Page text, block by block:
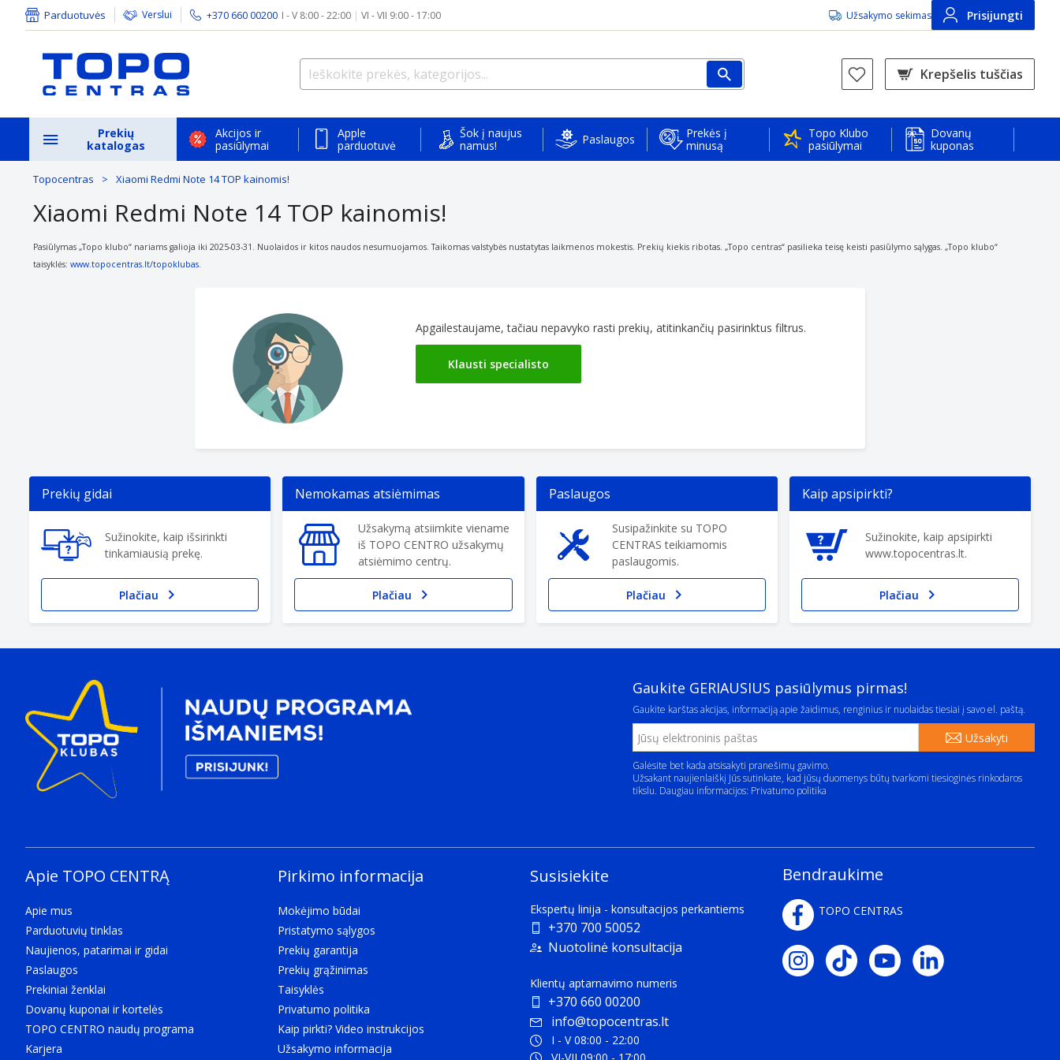
Parduotuvės Verslui +370 660 00200 I - V 8:00 - 22:00 | VI - VII 9:00 - 17:00 Užsakymo sekimas Prisijungti
Krepšelis tuščias
Prekių
katalogas
Akcijos ir
pasiūlymai
Apple
parduotuvė
Šok į naujus
namus!
Paslaugos
Prekės į
minusą
Topo Klubo
pasiūlymai
Dovanų
kuponas
Topocentras Xiaomi Redmi Note 14 TOP kainomis!
Xiaomi Redmi Note 14 TOP kainomis!
Pasiūlymas „Topo klubo“ nariams galioja iki 2025-03-31. Nuolaidos ir kitos naudos nesumuojamos. Taikomas valstybės nustatytas laikmenos mokestis. Prekių kiekis ribotas. „Topo centras“ pasilieka teisę keisti pasiūlymo sąlygas. „Topo klubo“
taisyklės: www.topocentras.lt/topoklubas.
Apgailestaujame, tačiau nepavyko rasti prekių, atitinkančių pasirinktus filtrus.
Klausti specialisto
Prekių gidai
Sužinokite, kaip išsirinkti
tinkamiausią prekę.
Plačiau
Nemokamas atsiėmimas
Užsakymą atsiimkite viename
iš TOPO CENTRO užsakymų
atsiėmimo centrų.
Plačiau
Paslaugos
Susipažinkite su TOPO
CENTRAS teikiamomis
paslaugomis.
Plačiau
Kaip apsipirkti?
Sužinokite, kaip apsipirkti
www.topocentras.lt.
Plačiau
Gaukite GERIAUSIUS pasiūlymus pirmas!
Gaukite karštas akcijas, informaciją apie žaidimus, renginius ir nuolaidas tiesiai į savo el. paštą.
Užsakyti
Galėsite bet kada atsisakyti pranešimų gavimo.
Užsakant naujienlaiškį Jūs sutinkate, kad jūsų duomenys būtų tvarkomi tiesioginės rinkodaros
tikslu. Daugiau informacijos: Privatumo politika
Apie TOPO CENTRĄ
Apie mus
Parduotuvių tinklas
Naujienos, patarimai ir gidai
Paslaugos
Prekiniai ženklai
Dovanų kuponai ir kortelės
TOPO CENTRO naudų programa
Karjera
Pirkimo informacija
Mokėjimo būdai
Pristatymo sąlygos
Prekių garantija
Prekių grąžinimas
Taisyklės
Privatumo politika
Kaip pirkti? Video instrukcijos
Užsakymo informacija
Susisiekite
Ekspertų linija - konsultacijos perkantiems
+370 700 50052
Nuotolinė konsultacija
Klientų aptarnavimo numeris
+370 660 00200
info@topocentras.lt
I - V 08:00 - 22:00
Bendraukime
TOPO CENTRAS